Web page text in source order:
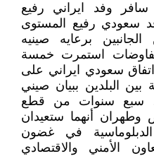
وفد ايراني رفيع
سعودي رفيع المستوى
برعايه صينيه
استمرت خمسة
سعودي ايراني على
بين البلدين ببيان صيني
سبع سنوات من قطع
وطهران أنهما ستعيدان
الدبلوماسية في غضون
الأمني والاقتصادي